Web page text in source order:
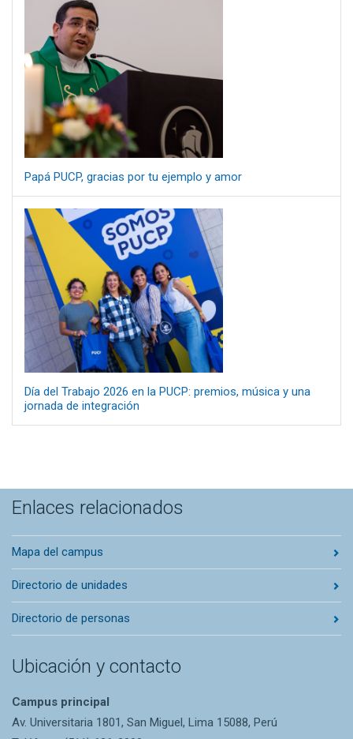
Papá PUCP, gracias por tu ejemplo y amor
Día del Trabajo 2026 en la PUCP: premios, música y una
jornada de integración
Enlaces relacionados
Mapa del campus
Directorio de unidades
Directorio de personas
Ubicación y contacto
Campus principal
Av. Universitaria 1801, San Miguel, Lima 15088, Perú